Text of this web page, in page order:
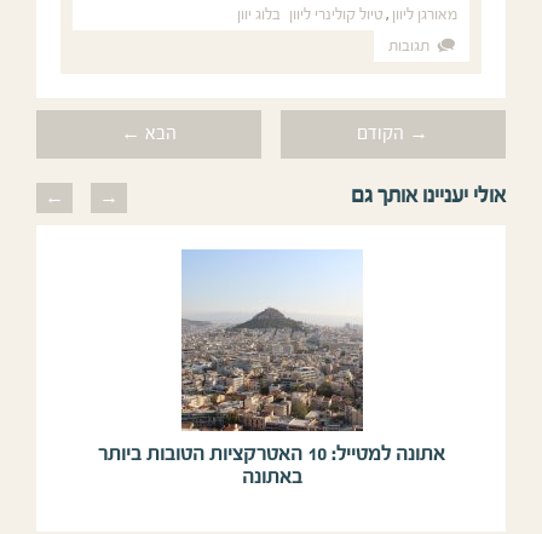
מאורגן ליוון , טיול קולינרי ליוון בלוג יוון
תגובות
→ הקודם הבא ←
אולי יעניינו אותך גם previous next
אתונה למטייל: 10 האטרקציות הטובות ביותר
באתונה